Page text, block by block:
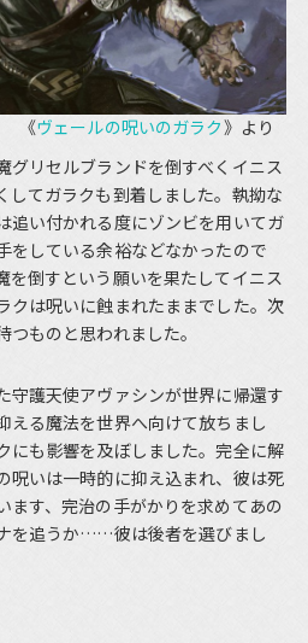
《ヴェールの呪いのガラク》より
リセルブランドを倒すべくイニス
してガラクも到着しました。執拗な
追い付かれる度にゾンビを用いてガ
をしている余裕などなかったので
を倒すという願いを果たしてイニス
クは呪いに蝕まれたままでした。次
ものと思われました。
護天使アヴァシンが世界に帰還す
える魔法を世界へ向けて放ちまし
にも影響を及ぼしました。完全に解
呪いは一時的に抑え込まれ、彼は死
ます、完治の手がかりを求めてあの
を追うか……彼は後者を選びまし